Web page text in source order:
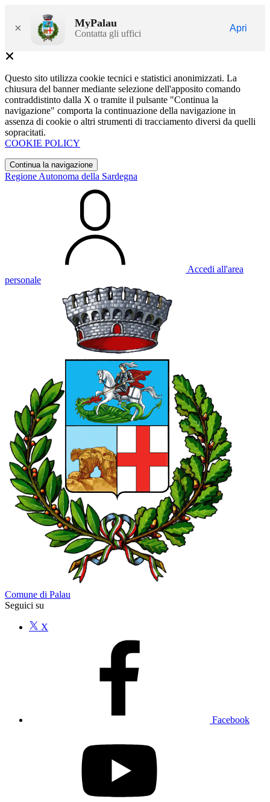
× MyPalau
Contatta gli uffici
Apri
Questo sito utilizza cookie tecnici e statistici anonimizzati. La
chiusura del banner mediante selezione dell'apposito comando
contraddistinto dalla X o tramite il pulsante "Continua la
navigazione" comporta la continuazione della navigazione in
assenza di cookie o altri strumenti di tracciamento diversi da quelli
sopracitati.
COOKIE POLICY
Continua la navigazione
Regione Autonoma della Sardegna
Accedi all'area
personale
Comune di Palau
Seguici su
X
Facebook